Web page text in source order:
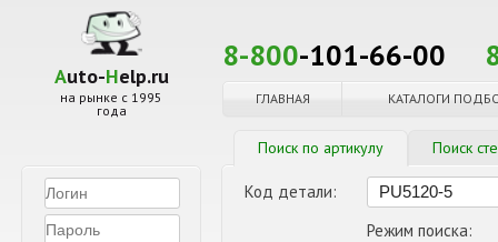
Auto-Help.ru
на рынке с 1995
года
8-800-101-66-00
ГЛАВНАЯ КАТАЛОГИ
Поиск по артикулу Поиск
Код детали:
Режим поиска: